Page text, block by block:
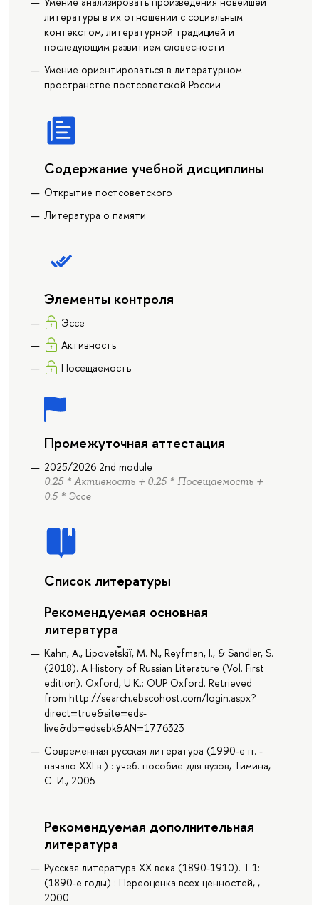
литературы в их отношении с социальным
контекстом, литературной традицией и
последующим развитием словесности
Умение ориентироваться в литературном
пространстве постсоветской России
Содержание учебной дисциплины
Открытие постсоветского
Литература о памяти
Элементы контроля
Эссе
Активность
Посещаемость
Промежуточная аттестация
2025/2026 2nd module
0.25 * Активность + 0.25 * Посещаемость +
0.5 * Эссе
Список литературы
Рекомендуемая основная
литература
Kahn, A., Lipovet︠s︡kiĭ, M. N., Reyfman, I., & Sandler, S.
(2018). A History of Russian Literature (Vol. First
edition). Oxford, U.K.: OUP Oxford. Retrieved
from http://search.ebscohost.com/login.aspx?
direct=true&site=eds-
live&db=edsebk&AN=1776323
Современная русская литература (1990-е гг. -
начало XXI в.) : учеб. пособие для вузов, Тимина,
С. И., 2005
Рекомендуемая дополнительная
литература
Русская литература XX века (1890-1910). Т.1:
(1890-е годы) : Переоценка всех ценностей, ,
2000